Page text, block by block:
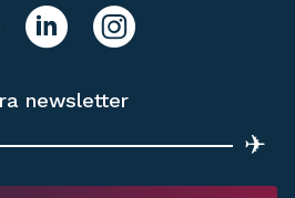
linkedIn instagram
newsletter
✈